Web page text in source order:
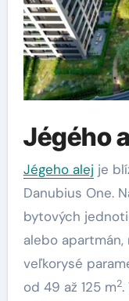
Jégého
Jégeho alej je
Danubius One.
bytových
alebo
veľkorysé
od 49 až 125 m2.